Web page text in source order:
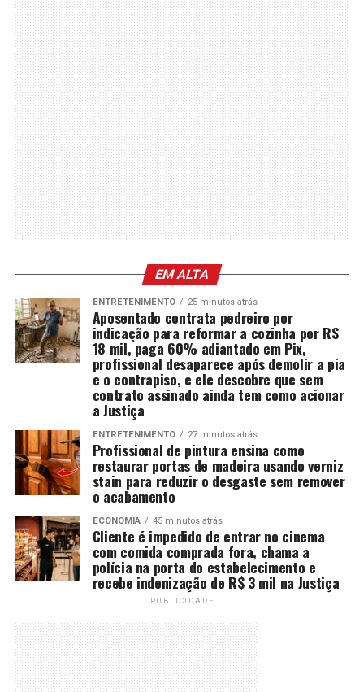
EM ALTA
ENTRETENIMENTO 25 minutos atrás
Aposentado contrata pedreiro por
indicação para reformar a cozinha por R$
18 mil, paga 60% adiantado em Pix,
profissional desaparece após demolir a pia
e o contrapiso, e ele descobre que sem
contrato assinado ainda tem como acionar
a Justiça
ENTRETENIMENTO 27 minutos atrás
Profissional de pintura ensina como
restaurar portas de madeira usando verniz
stain para reduzir o desgaste sem remover
o acabamento
ECONOMIA 45 minutos atrás
Cliente é impedido de entrar no cinema
com comida comprada fora, chama a
polícia na porta do estabelecimento e
recebe indenização de R$ 3 mil na Justiça
PUBLICIDADE